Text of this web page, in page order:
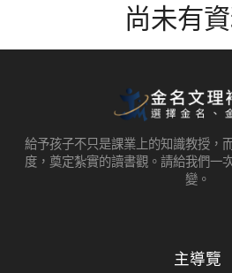
尚未有
給予孩子不只是課業上的知識教授，
度，奠定紮實的讀書觀。請給我們一
變。
主導覽